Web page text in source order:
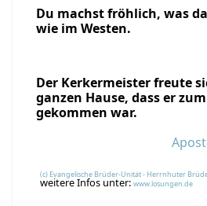
Du machst fröhlich, was
wie im Westen.
Der Kerkermeister freute
ganzen Hause, dass er
gekommen war.
(c) Evangelische Brüder-Unität - Herrnhuter
weitere Infos unter: www.losungen.de